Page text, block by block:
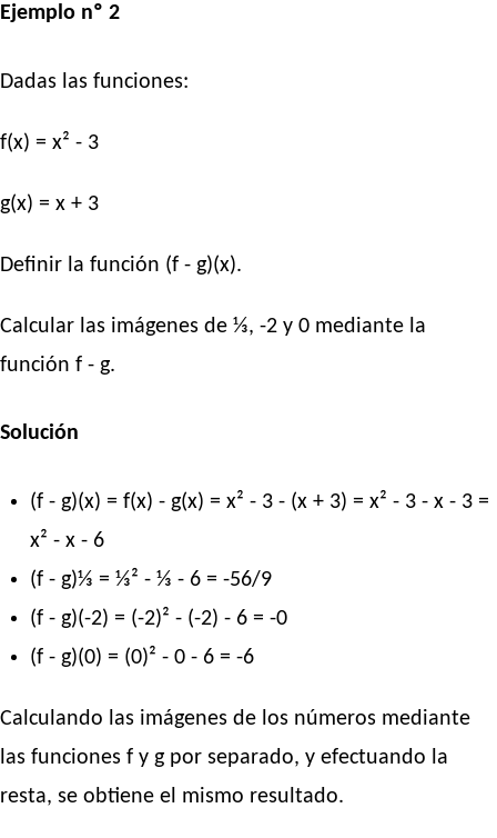
Ejemplo nº 2
Dadas las funciones:
f(x) = x² - 3
g(x) = x + 3
Definir la función (f - g)(x).
Calcular las imágenes de ⅓, -2 y 0 mediante la
función f - g.
Solución
(f - g)(x) = f(x) - g(x) = x² - 3 - (x + 3) = x² - 3 - x - 3 =
x² - x - 6
(f - g)⅓ = ⅓² - ⅓ - 6 = -56/9
(f - g)(-2) = (-2)² - (-2) - 6 = -0
(f - g)(0) = (0)² - 0 - 6 = -6
Calculando las imágenes de los números mediante
las funciones f y g por separado, y efectuando la
resta, se obtiene el mismo resultado.